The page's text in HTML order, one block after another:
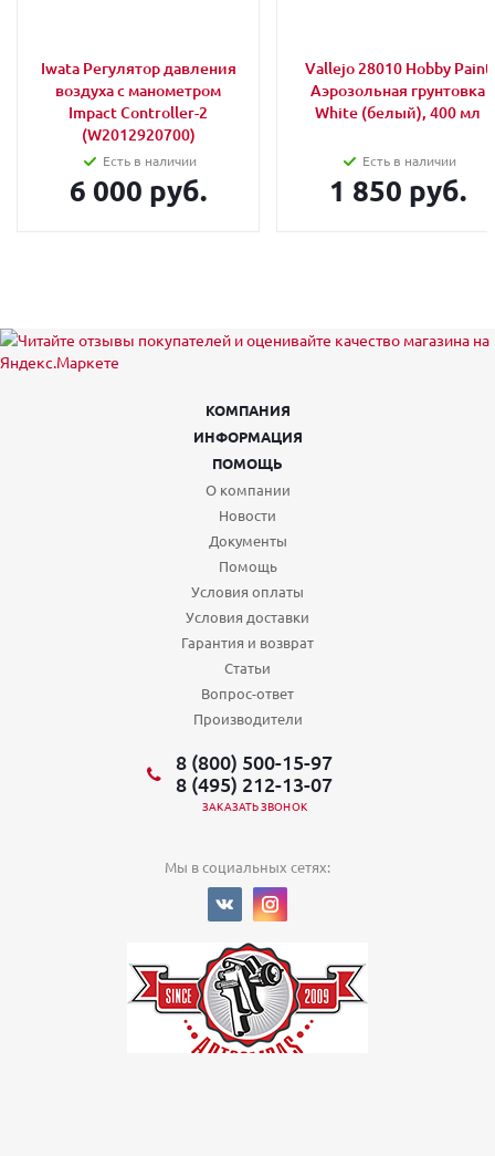
Iwata Регулятор давления
воздуха с манометром
Impact Controller-2
(W2012920700)
Есть в наличии
6 000 руб.
Vallejo 28010 Hobby Paint
Аэрозольная грунтовка
White (белый), 400 мл
Есть в наличии
1 850 руб.
КОМПАНИЯ
ИНФОРМАЦИЯ
ПОМОЩЬ
О компании
Новости
Документы
Помощь
Условия оплаты
Условия доставки
Гарантия и возврат
Статьи
Вопрос-ответ
Производители
8 (800) 500-15-97
8 (495) 212-13-07
ЗАКАЗАТЬ ЗВОНОК
Мы в социальных сетях: